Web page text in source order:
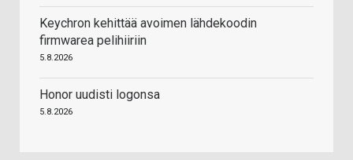
Keychron kehittää avoimen lähdekoodin
firmwarea pelihiiriin
5.8.2026
Honor uudisti logonsa
5.8.2026